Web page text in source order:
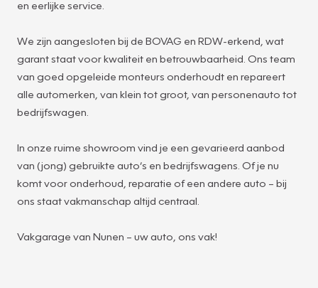
en eerlijke service.
We zijn aangesloten bij de BOVAG en RDW-erkend, wat
garant staat voor kwaliteit en betrouwbaarheid. Ons team
van goed opgeleide monteurs onderhoudt en repareert
alle automerken, van klein tot groot, van personenauto tot
bedrijfswagen.
In onze ruime showroom vind je een gevarieerd aanbod
van (jong) gebruikte auto’s en bedrijfswagens. Of je nu
komt voor onderhoud, reparatie of een andere auto – bij
ons staat vakmanschap altijd centraal.
Vakgarage van Nunen – uw auto, ons vak!